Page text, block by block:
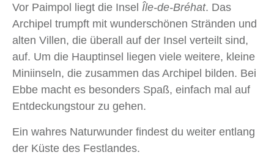
Vor Paimpol liegt die Insel Île-de-Bréhat. Das
Archipel trumpft mit wunderschönen Stränden und
alten Villen, die überall auf der Insel verteilt sind,
auf. Um die Hauptinsel liegen viele weitere, kleine
Miniinseln, die zusammen das Archipel bilden. Bei
Ebbe macht es besonders Spaß, einfach mal auf
Entdeckungstour zu gehen.
Ein wahres Naturwunder findest du weiter entlang
der Küste des Festlandes.